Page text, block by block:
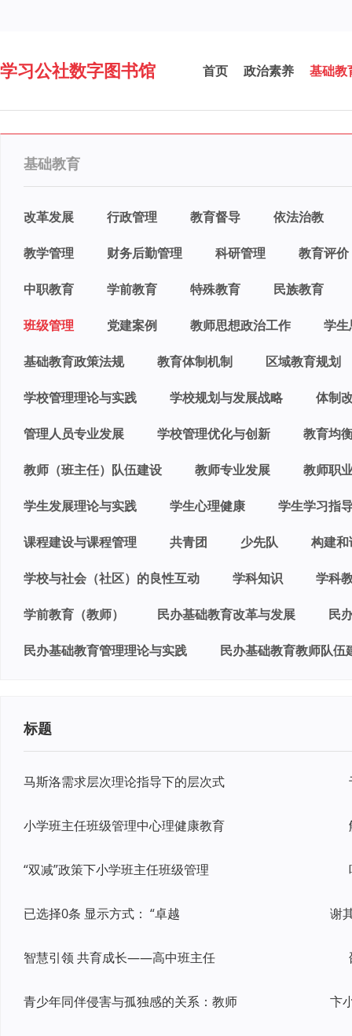
学习公社数字图书馆 首页 政治素养 基础教
基础教育
改革发展 行政管理 教育督导 依法治教
教学管理 财务后勤管理 科研管理 教育评价
中职教育 学前教育 特殊教育 民族教育
班级管理 党建案例 教师思想政治工作 学
基础教育政策法规 教育体制机制 区域教育规划
学校管理理论与实践 学校规划与发展战略 体制
管理人员专业发展 学校管理优化与创新 教育均
教师（班主任）队伍建设 教师专业发展 教师职
学生发展理论与实践 学生心理健康 学生学习指
课程建设与课程管理 共青团 少先队 构建
学校与社会（社区）的良性互动 学科知识 学科
学前教育（教师） 民办基础教育改革与发展 民
民办基础教育管理理论与实践 民办基础教育教师队伍
标题
马斯洛需求层次理论指导下的层次式
小学班主任班级管理中心理健康教育
“双减”政策下小学班主任班级管理
已选择0条 显示方式： “卓越
智慧引领 共育成长——高中班主任
青少年同伴侵害与孤独感的关系：教师